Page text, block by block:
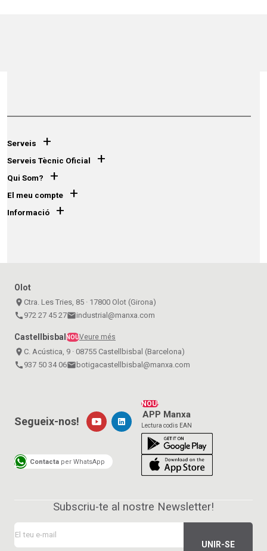
Serveis +
Serveis Tècnic Oficial +
Qui Som? +
El meu compte +
Informació +
Olot
place Ctra. Les Tries, 85 · 17800 Olot (Girona)
call 972 27 45 27emailindustrial@manxa.com
CastellbisbalNOUVeure més
place C. Acústica, 9 · 08755 Castellbisbal (Barcelona)
call 937 50 34 06emailbotigacastellbisbal@manxa.com
NOU!
APP Manxa
Lectura codis EAN
Segueix-nos!
Contacta per WhatsApp
Subscriu-te al nostre Newsletter!